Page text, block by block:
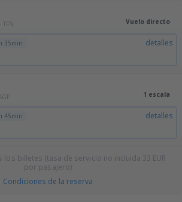
TFN Vuelo directo
35min detalles
1 escala
45min detalles
los billetes (tasa de servicio no incluida 33 EUR
por pasajero)
Condiciones de la reserva